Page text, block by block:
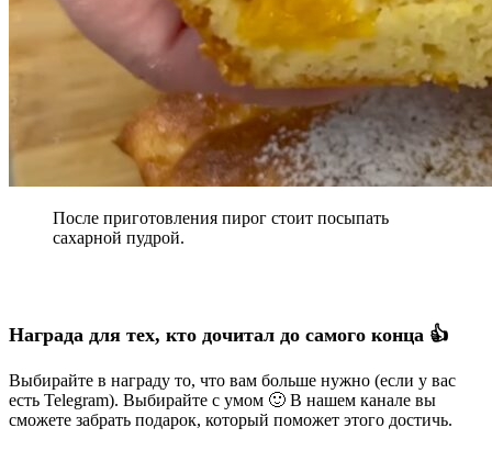
После приготовления пирог стоит посыпать
сахарной пудрой.
Награда для тех, кто дочитал до самого конца 👍
Выбирайте в награду то, что вам больше нужно (если у вас
есть Telegram). Выбирайте с умом 🙂 В нашем канале вы
сможете забрать подарок, который поможет этого достичь.